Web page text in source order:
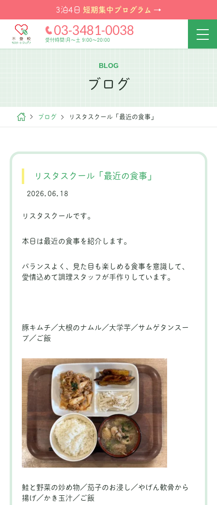
3泊4日 短期集中プログラム →
03-3481-0038
受付時間:月～土 9:00～20:00
BLOG
ブログ
ブログ リスタスクール「最近の食事」
リスタスクール「最近の食事」
2026.06.18
リスタスクールです。
本日は最近の食事を紹介します。
バランスよく、見た目も楽しめる食事を意識して、
愛情込めて調理スタッフが手作りしています。
豚キムチ／大根のナムル／大学芋／サムゲタンスー
プ／ご飯
鮭と野菜の炒め物／茄子のお浸し／やげん軟骨から
揚げ／かき玉汁／ご飯